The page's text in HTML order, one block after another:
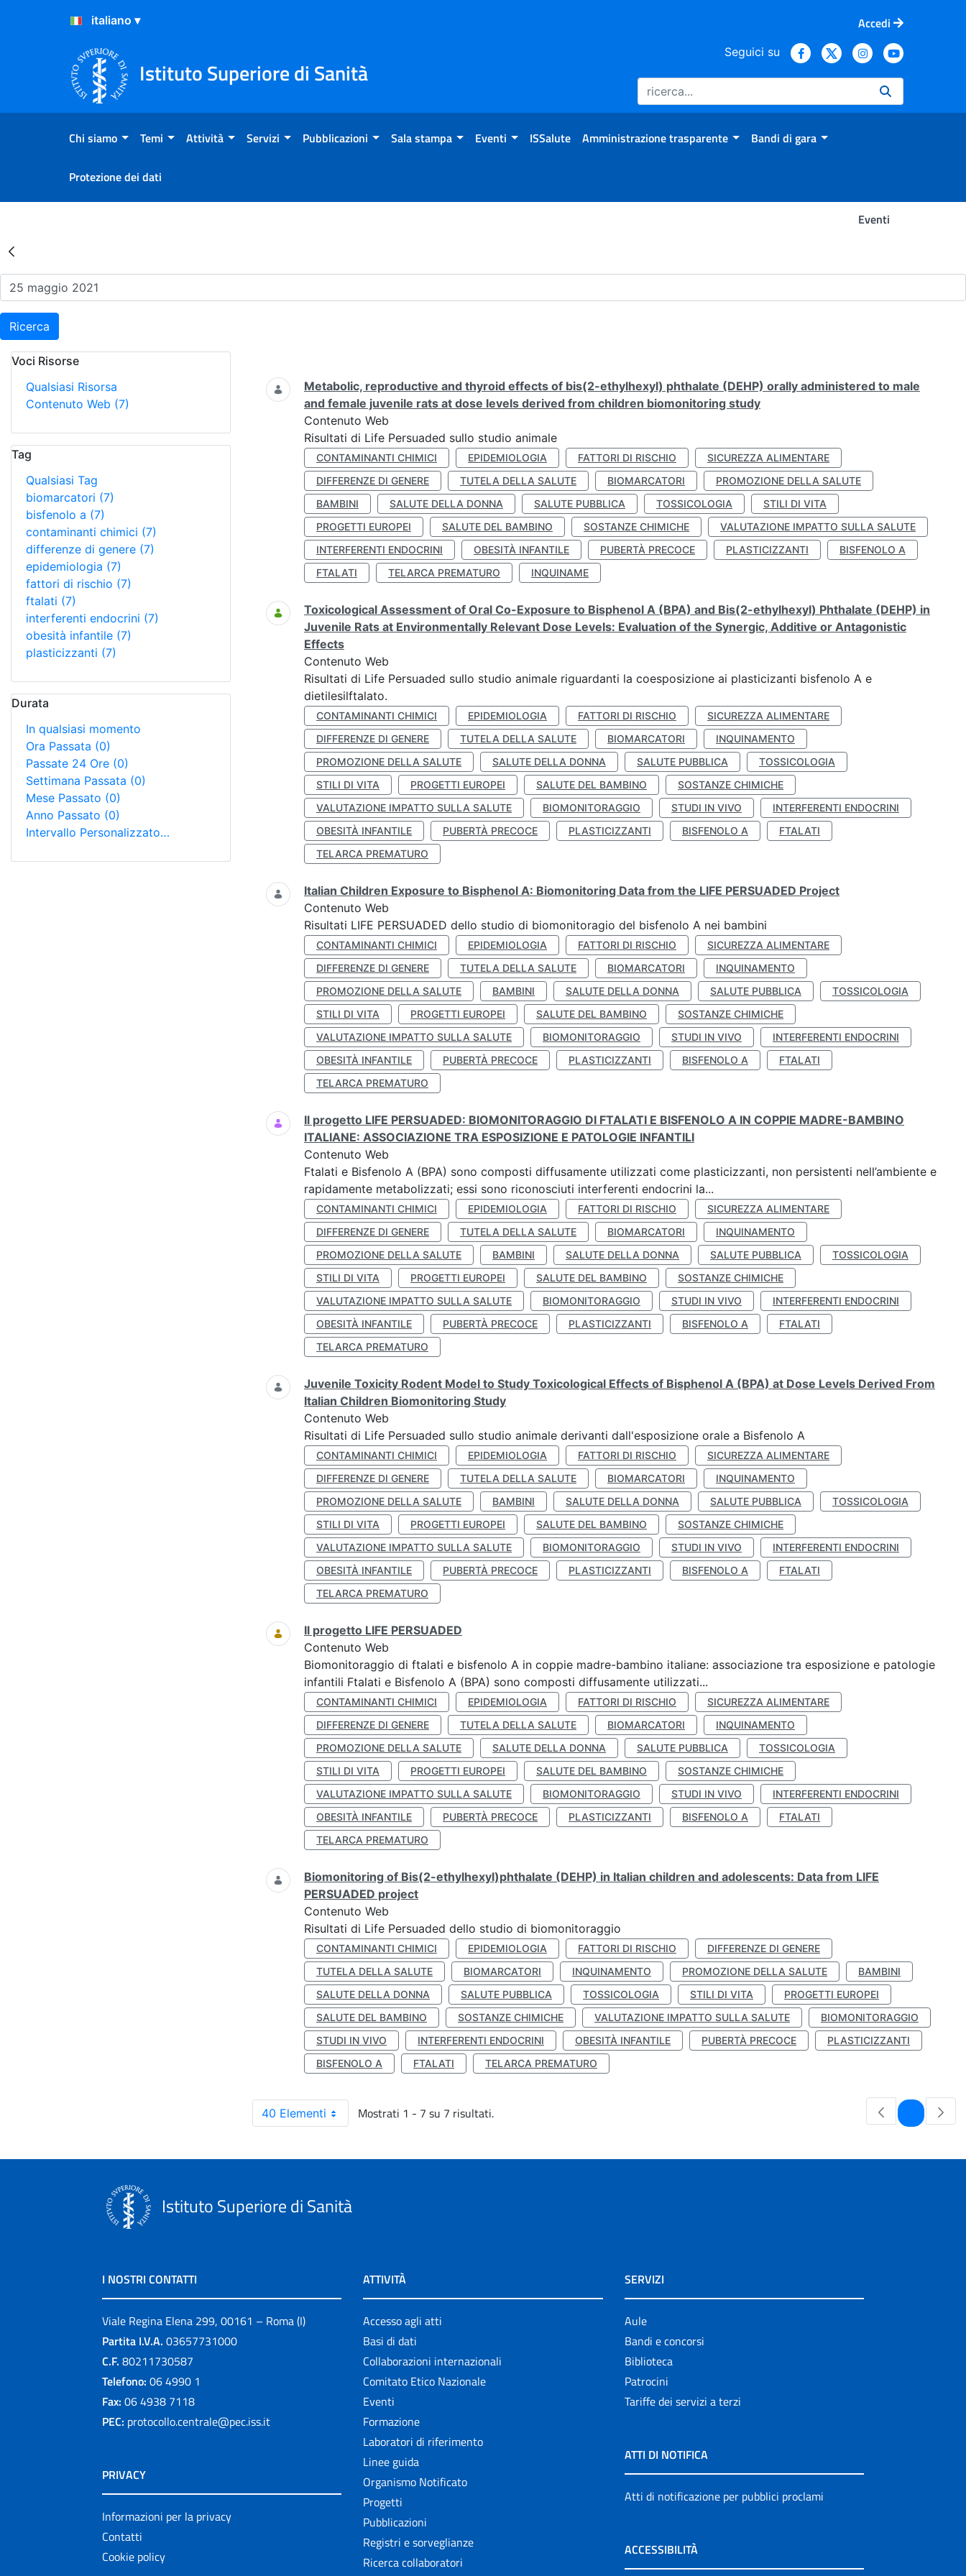
Salta al Contenuto
Salta al Footer
Accedi
Istituto Superiore di Sanità
Seguici su
Chi siamo Temi Attività Servizi Pubblicazioni Sala stampa Eventi ISSalute Amministrazione trasparente Bandi di gara
Protezione dei dati
Eventi
Risultati della Ricerca - Eventi
Ricerca
Voci Risorse
Qualsiasi Risorsa
Contenuto Web (7)
Tag
Qualsiasi Tag
biomarcatori (7)
bisfenolo a (7)
contaminanti chimici (7)
differenze di genere (7)
epidemiologia (7)
fattori di rischio (7)
ftalati (7)
interferenti endocrini (7)
obesità infantile (7)
plasticizzanti (7)
Durata
In qualsiasi momento
Ora Passata (0)
Passate 24 Ore (0)
Settimana Passata (0)
Mese Passato (0)
Anno Passato (0)
Intervallo Personalizzato…
Ricerca
Metabolic, reproductive and thyroid effects of bis(2-ethylhexyl) phthalate (DEHP) orally administered to male
and female juvenile rats at dose levels derived from children biomonitoring study
Contenuto Web
Risultati di Life Persuaded sullo studio animale
CONTAMINANTI CHIMICI EPIDEMIOLOGIA FATTORI DI RISCHIO
SICUREZZA ALIMENTARE
DIFFERENZE DI GENERE
TUTELA DELLA SALUTE BIOMARCATORI
PROMOZIONE DELLA SALUTE
BAMBINI
SALUTE DELLA DONNA SALUTE PUBBLICA TOSSICOLOGIA
STILI DI VITA
PROGETTI EUROPEI
SALUTE DEL BAMBINO SOSTANZE CHIMICHE
VALUTAZIONE IMPATTO SULLA SALUTE
INTERFERENTI ENDOCRINI
OBESITÀ INFANTILE PUBERTÀ PRECOCE PLASTICIZZANTI
BISFENOLO A
FTALATI
TELARCA PREMATURO INQUINAME
Toxicological Assessment of Oral Co-Exposure to Bisphenol A (BPA) and Bis(2-ethylhexyl) Phthalate (DEHP) in
Juvenile Rats at Environmentally Relevant Dose Levels: Evaluation of the Synergic, Additive or Antagonistic
Effects
Contenuto Web
Risultati di Life Persuaded sullo studio animale riguardanti la coesposizione ai plasticizanti bisfenolo A e
dietilesilftalato.
CONTAMINANTI CHIMICI EPIDEMIOLOGIA FATTORI DI RISCHIO
SICUREZZA ALIMENTARE
DIFFERENZE DI GENERE
TUTELA DELLA SALUTE BIOMARCATORI
INQUINAMENTO
PROMOZIONE DELLA SALUTE
SALUTE DELLA DONNA SALUTE PUBBLICA
TOSSICOLOGIA
STILI DI VITA
PROGETTI EUROPEI SALUTE DEL BAMBINO
SOSTANZE CHIMICHE
VALUTAZIONE IMPATTO SULLA SALUTE
BIOMONITORAGGIO STUDI IN VIVO
INTERFERENTI ENDOCRINI
OBESITÀ INFANTILE
PUBERTÀ PRECOCE PLASTICIZZANTI BISFENOLO A
FTALATI
TELARCA PREMATURO
Italian Children Exposure to Bisphenol A: Biomonitoring Data from the LIFE PERSUADED Project
Contenuto Web
Risultati LIFE PERSUADED dello studio di biomonitoragio del bisfenolo A nei bambini
CONTAMINANTI CHIMICI EPIDEMIOLOGIA FATTORI DI RISCHIO
SICUREZZA ALIMENTARE
DIFFERENZE DI GENERE
TUTELA DELLA SALUTE BIOMARCATORI
INQUINAMENTO
PROMOZIONE DELLA SALUTE
BAMBINI SALUTE DELLA DONNA SALUTE PUBBLICA
TOSSICOLOGIA
STILI DI VITA
PROGETTI EUROPEI SALUTE DEL BAMBINO
SOSTANZE CHIMICHE
VALUTAZIONE IMPATTO SULLA SALUTE
BIOMONITORAGGIO STUDI IN VIVO
INTERFERENTI ENDOCRINI
OBESITÀ INFANTILE
PUBERTÀ PRECOCE PLASTICIZZANTI BISFENOLO A
FTALATI
TELARCA PREMATURO
Il progetto LIFE PERSUADED: BIOMONITORAGGIO DI FTALATI E BISFENOLO A IN COPPIE MADRE-BAMBINO
ITALIANE: ASSOCIAZIONE TRA ESPOSIZIONE E PATOLOGIE INFANTILI
Contenuto Web
Ftalati e Bisfenolo A (BPA) sono composti diffusamente utilizzati come plasticizzanti, non persistenti nell’ambiente e
rapidamente metabolizzati; essi sono riconosciuti interferenti endocrini la...
CONTAMINANTI CHIMICI EPIDEMIOLOGIA FATTORI DI RISCHIO
SICUREZZA ALIMENTARE
DIFFERENZE DI GENERE
TUTELA DELLA SALUTE BIOMARCATORI
INQUINAMENTO
PROMOZIONE DELLA SALUTE
BAMBINI SALUTE DELLA DONNA SALUTE PUBBLICA
TOSSICOLOGIA
STILI DI VITA
PROGETTI EUROPEI SALUTE DEL BAMBINO
SOSTANZE CHIMICHE
VALUTAZIONE IMPATTO SULLA SALUTE
BIOMONITORAGGIO STUDI IN VIVO
INTERFERENTI ENDOCRINI
OBESITÀ INFANTILE
PUBERTÀ PRECOCE PLASTICIZZANTI BISFENOLO A
FTALATI
TELARCA PREMATURO
Juvenile Toxicity Rodent Model to Study Toxicological Effects of Bisphenol A (BPA) at Dose Levels Derived From
Italian Children Biomonitoring Study
Contenuto Web
Risultati di Life Persuaded sullo studio animale derivanti dall'esposizione orale a Bisfenolo A
CONTAMINANTI CHIMICI EPIDEMIOLOGIA FATTORI DI RISCHIO
SICUREZZA ALIMENTARE
DIFFERENZE DI GENERE
TUTELA DELLA SALUTE BIOMARCATORI
INQUINAMENTO
PROMOZIONE DELLA SALUTE
BAMBINI SALUTE DELLA DONNA SALUTE PUBBLICA
TOSSICOLOGIA
STILI DI VITA
PROGETTI EUROPEI SALUTE DEL BAMBINO
SOSTANZE CHIMICHE
VALUTAZIONE IMPATTO SULLA SALUTE
BIOMONITORAGGIO STUDI IN VIVO
INTERFERENTI ENDOCRINI
OBESITÀ INFANTILE
PUBERTÀ PRECOCE PLASTICIZZANTI BISFENOLO A
FTALATI
TELARCA PREMATURO
Il progetto LIFE PERSUADED
Contenuto Web
Biomonitoraggio di ftalati e bisfenolo A in coppie madre-bambino italiane: associazione tra esposizione e patologie
infantili Ftalati e Bisfenolo A (BPA) sono composti diffusamente utilizzati...
CONTAMINANTI CHIMICI EPIDEMIOLOGIA FATTORI DI RISCHIO
SICUREZZA ALIMENTARE
DIFFERENZE DI GENERE
TUTELA DELLA SALUTE BIOMARCATORI
INQUINAMENTO
PROMOZIONE DELLA SALUTE
SALUTE DELLA DONNA SALUTE PUBBLICA
TOSSICOLOGIA
STILI DI VITA
PROGETTI EUROPEI SALUTE DEL BAMBINO
SOSTANZE CHIMICHE
VALUTAZIONE IMPATTO SULLA SALUTE
BIOMONITORAGGIO STUDI IN VIVO
INTERFERENTI ENDOCRINI
OBESITÀ INFANTILE
PUBERTÀ PRECOCE PLASTICIZZANTI BISFENOLO A
FTALATI
TELARCA PREMATURO
Biomonitoring of Bis(2-ethylhexyl)phthalate (DEHP) in Italian children and adolescents: Data from LIFE
PERSUADED project
Contenuto Web
Risultati di Life Persuaded dello studio di biomonitoraggio
CONTAMINANTI CHIMICI EPIDEMIOLOGIA FATTORI DI RISCHIO
DIFFERENZE DI GENERE
TUTELA DELLA SALUTE
BIOMARCATORI INQUINAMENTO PROMOZIONE DELLA SALUTE
BAMBINI
SALUTE DELLA DONNA
SALUTE PUBBLICA TOSSICOLOGIA STILI DI VITA
PROGETTI EUROPEI
SALUTE DEL BAMBINO
SOSTANZE CHIMICHE VALUTAZIONE IMPATTO SULLA SALUTE
BIOMONITORAGGIO
STUDI IN VIVO
INTERFERENTI ENDOCRINI OBESITÀ INFANTILE PUBERTÀ PRECOCE
PLASTICIZZANTI
BISFENOLO A
FTALATI TELARCA PREMATURO
40 Elementi Mostrati 1 - 7 su 7 risultati. Pagina
Istituto Superiore di Sanità
I NOSTRI CONTATTI
Viale Regina Elena 299, 00161 – Roma (I)
Partita I.V.A. 03657731000
C.F. 80211730587
Telefono: 06 4990 1
Fax: 06 4938 7118
PEC: protocollo.centrale@pec.iss.it
PRIVACY
Informazioni per la privacy
Contatti
Cookie policy
ATTIVITÀ
Accesso agli atti
Basi di dati
Collaborazioni internazionali
Comitato Etico Nazionale
Eventi
Formazione
Laboratori di riferimento
Linee guida
Organismo Notificato
Progetti
Pubblicazioni
Registri e sorveglianze
Ricerca collaboratori
SERVIZI
Aule
Bandi e concorsi
Biblioteca
Patrocini
Tariffe dei servizi a terzi
ATTI DI NOTIFICA
Atti di notificazione per pubblici proclami
ACCESSIBILITÀ